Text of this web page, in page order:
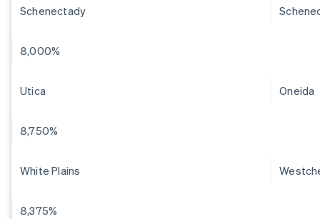
Schenectady
8,000%
Utica Oneida
8,750%
White Plains
8,375%